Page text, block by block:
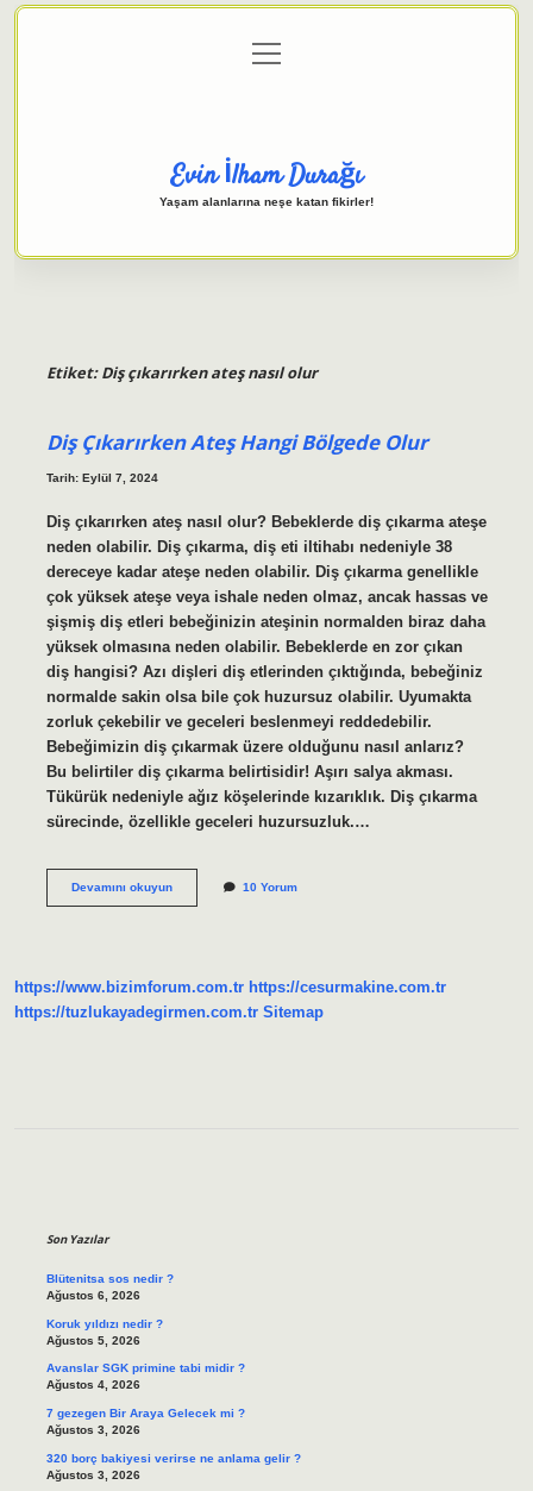
Gizlilik Politikası
menüyü
aç
Evin İlham Durağı
Yaşam alanlarına neşe katan fikirler!
Etiket:Diş çıkarırken ateş nasıl olur
Diş Çıkarırken Ateş Hangi Bölgede Olur
Tarih: Eylül 7, 2024
Diş çıkarırken ateş nasıl olur? Bebeklerde diş çıkarma ateşe
neden olabilir. Diş çıkarma, diş eti iltihabı nedeniyle 38
dereceye kadar ateşe neden olabilir. Diş çıkarma genellikle
çok yüksek ateşe veya ishale neden olmaz, ancak hassas ve
şişmiş diş etleri bebeğinizin ateşinin normalden biraz daha
yüksek olmasına neden olabilir. Bebeklerde en zor çıkan
diş hangisi? Azı dişleri diş etlerinden çıktığında, bebeğiniz
normalde sakin olsa bile çok huzursuz olabilir. Uyumakta
zorluk çekebilir ve geceleri beslenmeyi reddedebilir.
Bebeğimizin diş çıkarmak üzere olduğunu nasıl anlarız?
Bu belirtiler diş çıkarma belirtisidir! Aşırı salya akması.
Tükürük nedeniyle ağız köşelerinde kızarıklık. Diş çıkarma
sürecinde, özellikle geceleri huzursuzluk.…
Devamını okuyunDiş
10 Yorum
https://www.bizimforum.com.tr https://cesurmakine.com.tr
https://tuzlukayadegirmen.com.tr Sitemap
Son Yazılar
Blütenitsa sos nedir ?
Ağustos 6, 2026
Koruk yıldızı nedir ?
Ağustos 5, 2026
Avanslar SGK primine tabi midir ?
Ağustos 4, 2026
7 gezegen Bir Araya Gelecek mi ?
Ağustos 3, 2026
320 borç bakiyesi verirse ne anlama gelir ?
Ağustos 3, 2026